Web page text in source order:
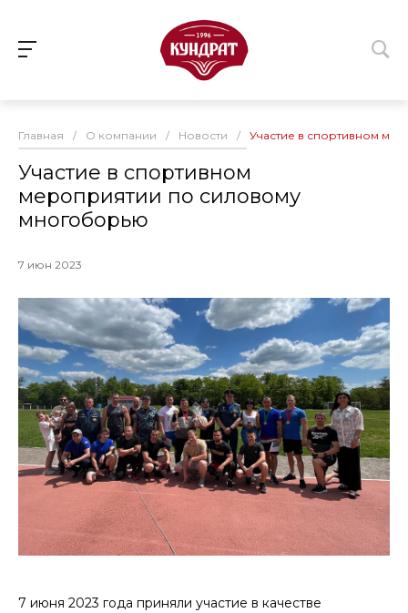
Главная / О компании / Новости / Участие в спортивном
Участие в спортивном
мероприятии по силовому
многоборью
7 июн 2023
7 июня 2023 года приняли участие в качестве